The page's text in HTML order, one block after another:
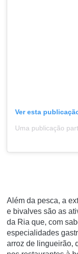
Ver esta
Além da pesca, a
e bivalves são as
da Ria que, com
especialidades
arroz de lingueirão,